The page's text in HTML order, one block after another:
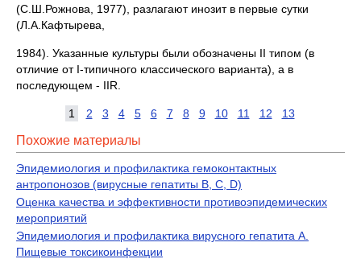
(С.Ш.Рожнова, 1977), разлагают инозит в первые сутки
(Л.А.Кафтырева,
1984). Указанные культуры были обозначены II типом (в
отличие от I-типичного классического варианта), а в
последующем - IIR.
1 2 3 4 5 6 7 8 9 10 11 12 13
Похожие материалы
Эпидемиология и профилактика гемоконтактных
антропонозов (вирусные гепатиты В, С, D)
Оценка качества и эффективности противоэпидемических
мероприятий
Эпидемиология и профилактика вирусного гепатита А.
Пищевые токсикоинфекции